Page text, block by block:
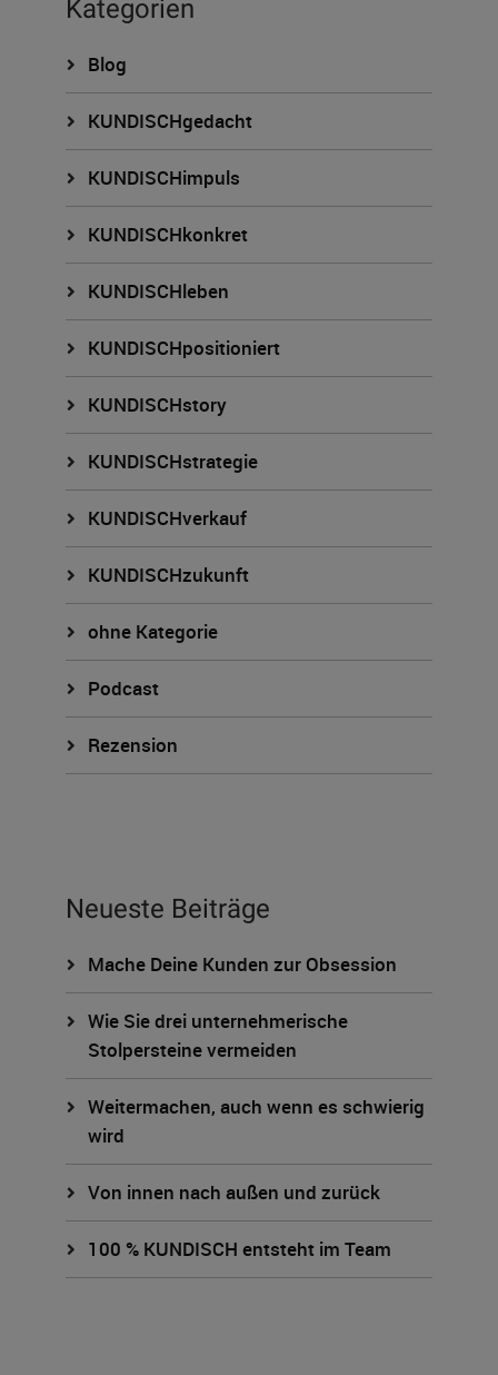
Kategorien
Blog
KUNDISCHgedacht
KUNDISCHimpuls
KUNDISCHkonkret
KUNDISCHleben
KUNDISCHpositioniert
KUNDISCHstory
KUNDISCHstrategie
KUNDISCHverkauf
KUNDISCHzukunft
ohne Kategorie
Podcast
Rezension
Neueste Beiträge
Mache Deine Kunden zur Obsession
Wie Sie drei unternehmerische
Stolpersteine vermeiden
Weitermachen, auch wenn es schwierig
wird
Von innen nach außen und zurück
100 % KUNDISCH entsteht im Team